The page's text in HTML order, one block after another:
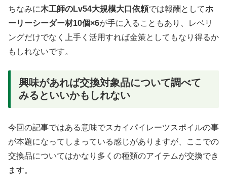
ちなみに木工師のLv54大規模大口依頼では報酬としてホ
ーリーシーダー材10個×6が手に入ることもあり、レベリ
ングだけでなく上手く活用すれば金策としてもなり得るか
もしれないです。
興味があれば交換対象品について調べて
みるといいかもしれない
今回の記事ではある意味でスカイパイレーツスポイルの事
が本題になってしまっている感じがありますが、ここでの
交換品についてはかなり多くの種類のアイテムが交換でき
ます。